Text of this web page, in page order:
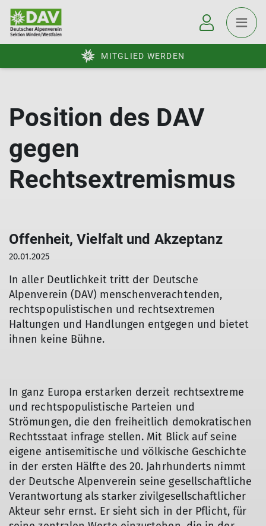
MITGLIED WERDEN
Position des DAV
gegen
Rechtsextremismus
Offenheit, Vielfalt und Akzeptanz
20.01.2025
In aller Deutlichkeit tritt der Deutsche
Alpenverein (DAV) menschenverachtenden,
rechtspopulistischen und rechtsextremen
Haltungen und Handlungen entgegen und bietet
ihnen keine Bühne.
In ganz Europa erstarken derzeit rechtsextreme
und rechtspopulistische Parteien und
Strömungen, die den freiheitlich demokratischen
Rechtsstaat infrage stellen. Mit Blick auf seine
eigene antisemitische und völkische Geschichte
in der ersten Hälfte des 20. Jahrhunderts nimmt
der Deutsche Alpenverein seine gesellschaftliche
Verantwortung als starker zivilgesellschaftlicher
Akteur sehr ernst. Er sieht sich in der Pflicht, für